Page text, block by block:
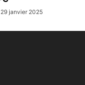
29 janvier 2025